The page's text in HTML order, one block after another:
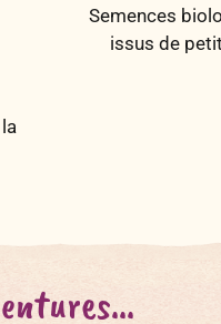
Semences
issus de